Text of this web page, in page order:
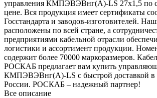
управления КМПЭВЭВнг(А)-LS 27х1,5 по
цене. Вся продукция имеет сертификаты
Госстандарта и заводов-изготовителей.
расположены по всей стране, а
предприятиями кабельной отрасли
логистики и ассортимент продукции.
содержит более 70000 маркоразмеров.
РОСКАБ предлагает вам купить
КМПЭВЭВнг(А)-LS с быстрой доставкой в
России. РОСКАБ – надежный партнер!
Все описание